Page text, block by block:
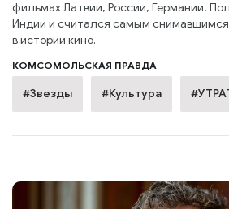
фильмах Латвии, России, Германии,
Индии и считался самым
в истории кино.
КОМСОМОЛЬСКАЯ ПРАВДА
#Звезды #Культура